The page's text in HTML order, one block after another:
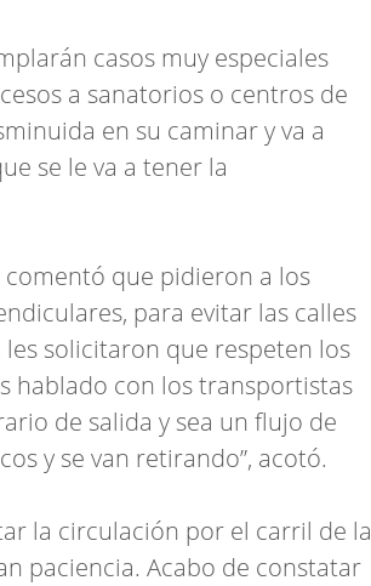
casos muy especiales
a sanatorios o centros de
en su caminar y va a
se le va a tener la
comentó que pidieron a los
para evitar las calles
solicitaron que respeten los
hablado con los transportistas
de salida y sea un flujo de
y se van retirando”, acotó.
la circulación por el carril de la
paciencia. Acabo de constatar